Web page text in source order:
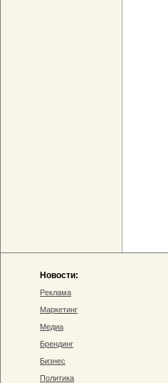
Новости:
Реклама
Маркетинг
Медиа
Брендинг
Бизнес
Политика